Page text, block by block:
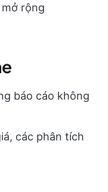
rộng
báo cáo không
các phân tích